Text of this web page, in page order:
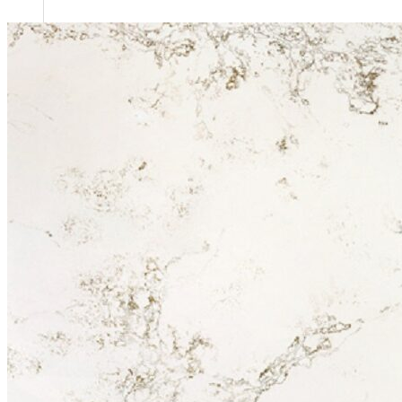
CÔNG TY CỔ PHẦN HSSTONE
Điện thoại: 0988 527 222
Email: kinhdoanh@hsstone.vn
Mã số thuế: 0110421554
Số nhà NV37, Khu đô thị mới Trung Văn, đường
Nội, Việt Nam
Trụ sở:Số nhà 59, Dãy 1, Khu tập thể công an